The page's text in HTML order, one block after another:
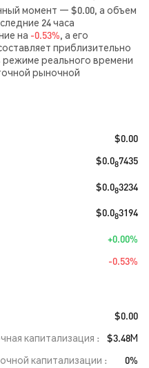
момент — $0.00, а объем
24 часа
на -0.53%, а его
приблизительно
реального времени
рыночной
$0.00
$0.087435
$0.083234
$0.083194
+0.00%
-0.53%
$0.00
капитализация
$3.48M
капитализации
0%